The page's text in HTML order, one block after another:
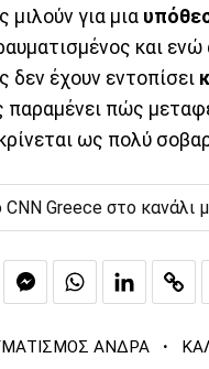
για μια
και ενώ
δεν έχουν εντοπίσει
πώς
ως πολύ
Greece στο κανάλι
ΑΝΔΡΑ ·